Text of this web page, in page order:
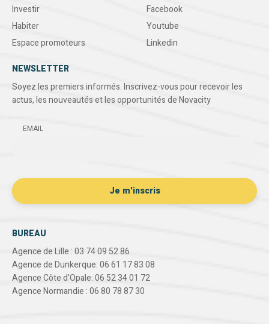
Investir
Habiter
Espace promoteurs
Facebook
Youtube
Linkedin
NEWSLETTER
Soyez les premiers informés. Inscrivez-vous pour recevoir les
actus, les nouveautés et les opportunités de Novacity
EMAIL
BUREAU
Agence de Lille : 03 74 09 52 86
Agence de Dunkerque: 06 61 17 83 08
Agence Côte d'Opale: 06 52 34 01 72
Agence Normandie : 06 80 78 87 30